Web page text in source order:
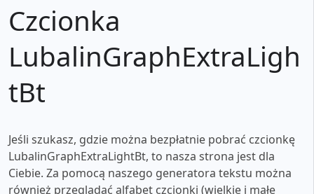
Czcionka
LubalinGraphExtraLigh
tBt
Jeśli szukasz, gdzie można bezpłatnie pobrać czcionkę
LubalinGraphExtraLightBt, to nasza strona jest dla
Ciebie. Za pomocą naszego generatora tekstu można
również przeglądać alfabet czcionki (wielkie i małe